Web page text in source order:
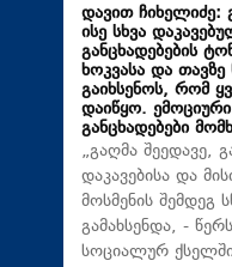
დავით ჩიხელიძე:
ისე სხვა
განცხადებების
ხოკვასა და
გაიხსენოს, რომ
დაიწყო.
განცხადებები
„გაღმა შეედავე,
დაკავებისა და
მოსმენის შემდეგ
გამახსენდა, -
სოციალურ